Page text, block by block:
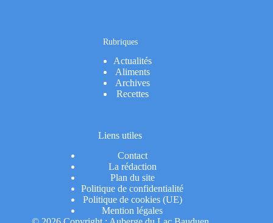
Rubriques
Actualités
Aliments
Archives
Recettes
Liens utiles
Contact
La rédaction
Plan du site
Politique de confidentialité
Politique de cookies (UE)
Mention légales